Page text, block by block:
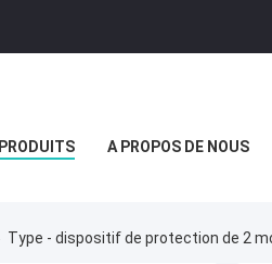
PRODUITS A PROPOS DE NOUS
Type - dispositif de protection de 2